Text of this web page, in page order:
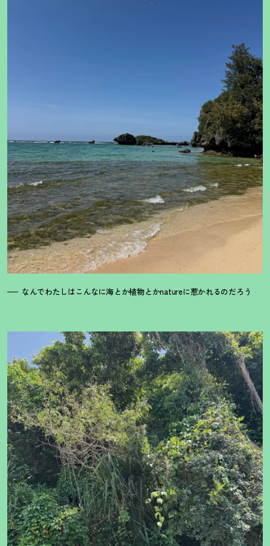
なんでわたしはこんなに海とか植物とかnatureに惹かれるのだろう